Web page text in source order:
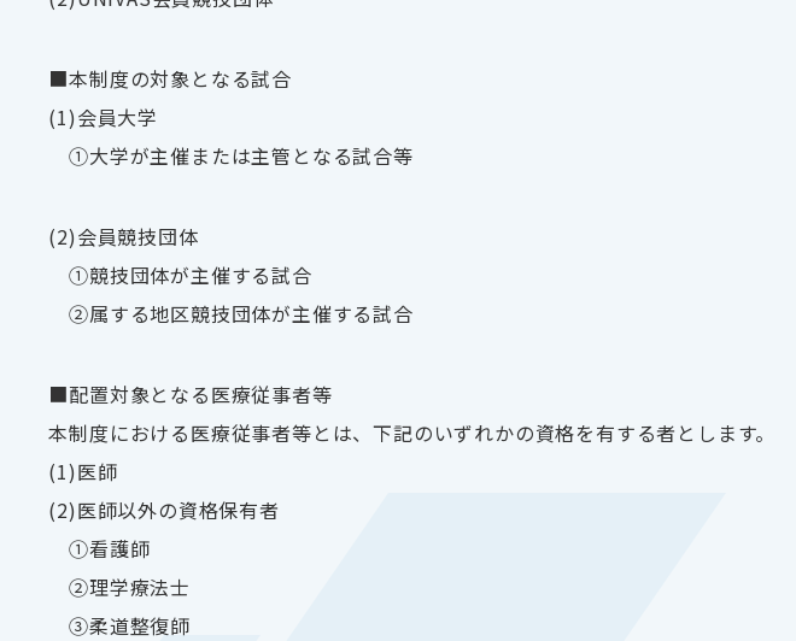
■本制度の対象となる試合
(1)会員大学
①大学が主催または主管となる試合等
(2)会員競技団体
①競技団体が主催する試合
②属する地区競技団体が主催する試合
■配置対象となる医療従事者等
本制度における医療従事者等とは、下記のいずれかの資格を有する者とします。
(1)医師
(2)医師以外の資格保有者
①看護師
②理学療法士
③柔道整復師